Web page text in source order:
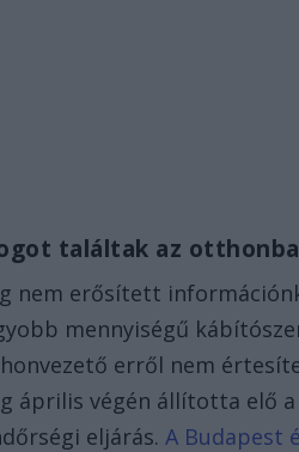
találtak az
nem erősített
mennyiségű
erről nem
április végén állította elő
eljárás.A Budapest